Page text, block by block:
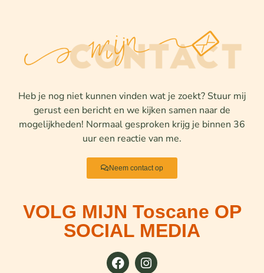
Heb je nog niet kunnen vinden wat je zoekt? Stuur mij
gerust een bericht en we kijken samen naar de
mogelijkheden! Normaal gesproken krijg je binnen 36
uur een reactie van me.
Neem contact op
VOLG MIJN Toscane OP
SOCIAL MEDIA